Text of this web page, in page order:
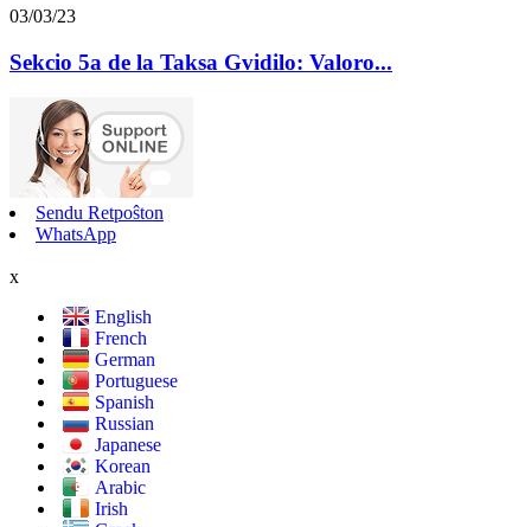
03/03/23
Sekcio 5a de la Taksa Gvidilo: Valoro...
Sendu Retpoŝton
WhatsApp
x
English
French
German
Portuguese
Spanish
Russian
Japanese
Korean
Arabic
Irish